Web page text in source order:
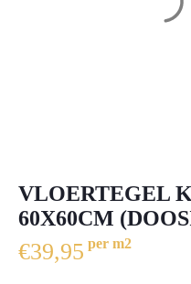
VLOERTEGEL
60X60CM
€39,95 per m2